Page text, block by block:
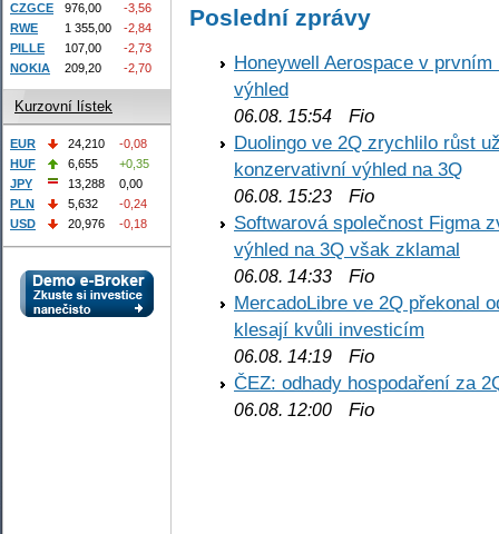
Poslední zprávy
Honeywell Aerospace v
výhled
06.08. 15:54 Fio
Duolingo ve 2Q zrychlilo růst
konzervativní výhled na 3Q
06.08. 15:23 Fio
Softwarová společnost Figma
výhled na 3Q však zklamal
06.08. 14:33 Fio
MercadoLibre ve 2Q překonal
klesají kvůli investicím
06.08. 14:19 Fio
ČEZ: odhady hospodaření za
06.08. 12:00 Fio
CZGCE
976,00
-3,56
RWE
1 355,00
-2,84
PILLE
107,00
-2,73
NOKIA
209,20 -2,70
Kurzovní lístek
EUR 24,210
-0,08
HUF
6,655
+0,35
JPY
13,288
0,00
PLN
5,632
-0,24
USD
20,976 -0,18